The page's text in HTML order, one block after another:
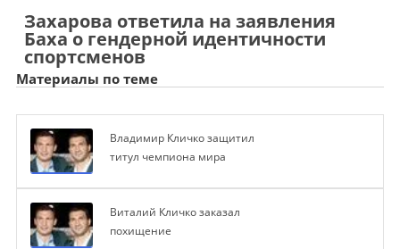
Захарова ответила на заявления
Баха о гендерной идентичности
спортсменов
Материалы по теме
Владимир Кличко защитил
титул чемпиона мира
Виталий Кличко заказал
похищение